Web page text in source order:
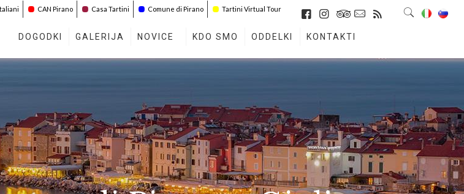
CAN Pirano Casa Tartini Comune di Pirano Tartini Virtual Tour
DOGODKI GALERIJA NOVICE KDO SMO ODDELKI KONTAKTI